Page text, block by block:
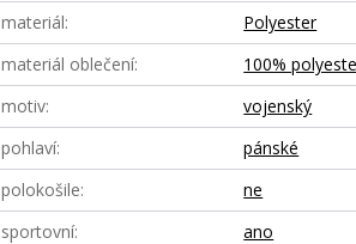
materiál
Polyester
materiál oblečení
100%
motiv
vojenský
pohlaví
pánské
polokošile
ne
sportovní
ano